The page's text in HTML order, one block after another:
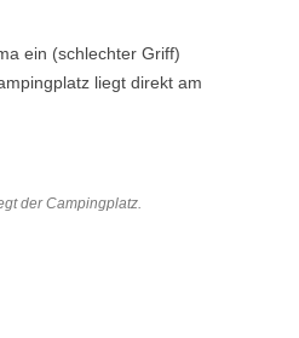
ein (schlechter Griff)
liegt direkt am
der Campingplatz.